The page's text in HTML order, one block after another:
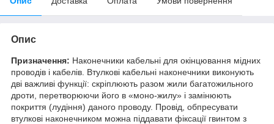
Опис
Призначення: Наконечники кабельні для окінцювання мідних
проводів і кабелів. Втулкові кабельні наконечники виконують
дві важливі функції: скріплюють разом жили багатожильного
дроти, перетворюючи його в «моно-жилу» і замінюють
покриття (лудіння) даного проводу. Провід, обпресувати
втулкові наконечником можна піддавати фіксації гвинтом з